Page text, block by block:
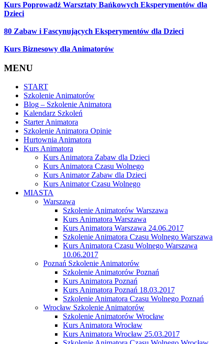
Kurs Poprowadź Warsztaty Bańkowych Eksperymentów dla
Dzieci
80 Zabaw i Fascynujących Eksperymentów dla Dzieci
Kurs Biznesowy dla Animatorów
MENU
START
Szkolenie Animatorów
Blog – Szkolenie Animatora
Kalendarz Szkoleń
Starter Animatora
Szkolenie Animatora Opinie
Hurtownia Animatora
Kurs Animatora
Kurs Animatora Zabaw dla Dzieci
Kurs Animatora Czasu Wolnego
Kurs Animator Zabaw dla Dzieci
Kurs Animator Czasu Wolnego
MIASTA
Warszawa
Szkolenie Animatorów Warszawa
Kurs Animatora Warszawa
Kurs Animatora Warszawa 24.06.2017
Szkolenie Animatora Czasu Wolnego Warszawa
Kurs Animatora Czasu Wolnego Warszawa
10.06.2017
Poznań Szkolenie Animatorów
Szkolenie Animatorów Poznań
Kurs Animatora Poznań
Kurs Animatora Poznań 18.03.2017
Szkolenie Animatora Czasu Wolnego Poznań
Wrocław Szkolenie Animatorów
Szkolenie Animatorów Wrocław
Kurs Animatora Wrocław
Kurs Animatora Wrocław 25.03.2017